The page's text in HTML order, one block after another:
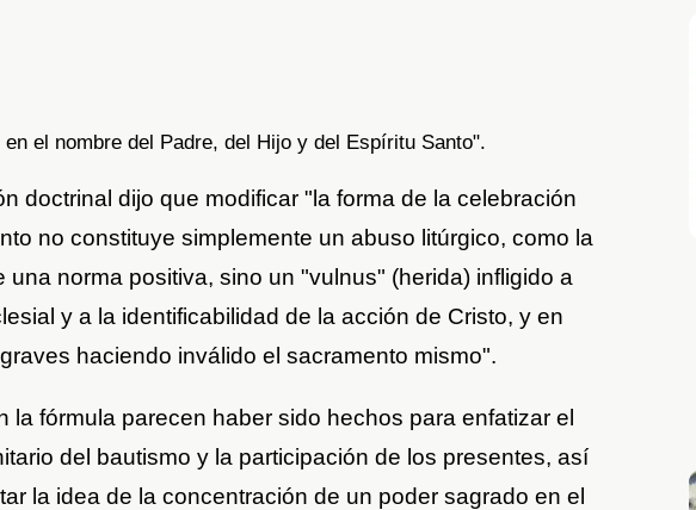
en el nombre del Padre, del Hijo y del Espíritu Santo".
doctrinal dijo que modificar "la forma de la celebración
no constituye simplemente un abuso litúrgico, como la
una norma positiva, sino un "vulnus" (herida) infligido a
y a la identificabilidad de la acción de Cristo, y en
haciendo inválido el sacramento mismo".
la fórmula parecen haber sido hechos para enfatizar el
del bautismo y la participación de los presentes, así
la idea de la concentración de un poder sagrado en el